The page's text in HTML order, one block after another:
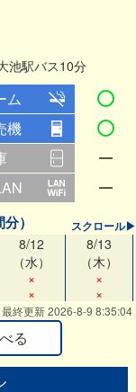
池駅バス10分
ム
機
） スクロール▶
8/12
8/13
（水）
（木）
×
×
× ×
最終更新 2026-8-9 8:35:04
る